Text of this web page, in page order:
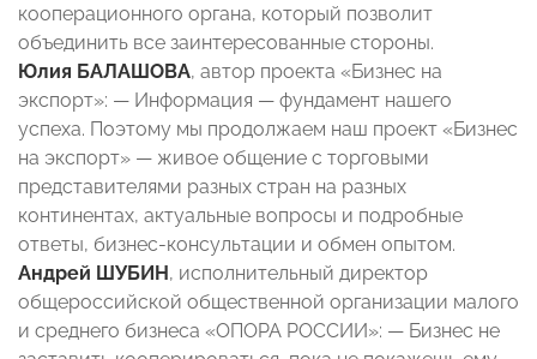
кооперационного органа, который позволит
объединить все заинтересованные стороны.
Юлия БАЛАШОВА, автор проекта «Бизнес на
экспорт»: — Информация — фундамент нашего
успеха. Поэтому мы продолжаем наш проект «Бизнес
на экспорт» — живое общение с торговыми
представителями разных стран на разных
континентах, актуальные вопросы и подробные
ответы, бизнес-консультации и обмен опытом.
Андрей ШУБИН , исполнительный директор
общероссийской общественной организации малого
и среднего бизнеса «ОПОРА РОССИИ»: — Бизнес не